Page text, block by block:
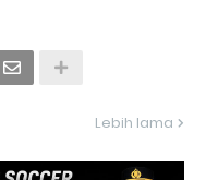
Lebih lama